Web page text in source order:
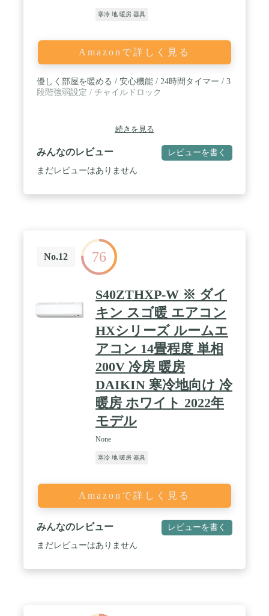
寒冷 地 暖房 器具
Amazonで詳しく見る
優しく部屋を暖める / 安心機能 / 24時間タイマー / 3
段階強弱設定 / チャイルドロック
続きを見る
みんなのレビュー レビューを書く
まだレビューはありません
No.12 76
S40ZTHXP-W ※ ダイ
キン スゴ暖 エアコン
HXシリーズ ルームエ
アコン 14畳程度 単相
200V 冷房 暖房
DAIKIN 寒冷地向け 冷
暖房 ホワイト 2022年
モデル
None
寒冷 地 暖房 器具
Amazonで詳しく見る
みんなのレビュー レビューを書く
まだレビューはありません